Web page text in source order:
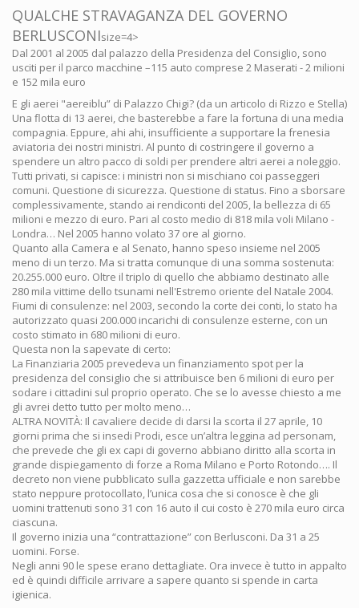
QUALCHE STRAVAGANZA DEL GOVERNO
BERLUSCONIsize=4>
Dal 2001 al 2005 dal palazzo della Presidenza del Consiglio, sono
usciti per il parco macchine –115 auto comprese 2 Maserati - 2 milioni
e 152 mila euro
E gli aerei "aereiblu” di Palazzo Chigi? (da un articolo di Rizzo e Stella)
Una flotta di 13 aerei, che basterebbe a fare la fortuna di una media
compagnia. Eppure, ahi ahi, insufficiente a supportare la frenesia
aviatoria dei nostri ministri. Al punto di costringere il governo a
spendere un altro pacco di soldi per prendere altri aerei a noleggio.
Tutti privati, si capisce: i ministri non si mischiano coi passeggeri
comuni. Questione di sicurezza. Questione di status. Fino a sborsare
complessivamente, stando ai rendiconti del 2005, la bellezza di 65
milioni e mezzo di euro. Pari al costo medio di 818 mila voli Milano -
Londra… Nel 2005 hanno volato 37 ore al giorno.
Quanto alla Camera e al Senato, hanno speso insieme nel 2005
meno di un terzo. Ma si tratta comunque di una somma sostenuta:
20.255.000 euro. Oltre il triplo di quello che abbiamo destinato alle
280 mila vittime dello tsunami nell'Estremo oriente del Natale 2004.
Fiumi di consulenze: nel 2003, secondo la corte dei conti, lo stato ha
autorizzato quasi 200.000 incarichi di consulenze esterne, con un
costo stimato in 680 milioni di euro.
Questa non la sapevate di certo:
La Finanziaria 2005 prevedeva un finanziamento spot per la
presidenza del consiglio che si attribuisce ben 6 milioni di euro per
sodare i cittadini sul proprio operato. Che se lo avesse chiesto a me
gli avrei detto tutto per molto meno…
ALTRA NOVITÀ: Il cavaliere decide di darsi la scorta il 27 aprile, 10
giorni prima che si insedi Prodi, esce un’altra leggina ad personam,
che prevede che gli ex capi di governo abbiano diritto alla scorta in
grande dispiegamento di forze a Roma Milano e Porto Rotondo…. Il
decreto non viene pubblicato sulla gazzetta ufficiale e non sarebbe
stato neppure protocollato, l’unica cosa che si conosce è che gli
uomini trattenuti sono 31 con 16 auto il cui costo è 270 mila euro circa
ciascuna.
Il governo inizia una “contrattazione” con Berlusconi. Da 31 a 25
uomini. Forse.
Negli anni 90 le spese erano dettagliate. Ora invece è tutto in appalto
ed è quindi difficile arrivare a sapere quanto si spende in carta
igienica.